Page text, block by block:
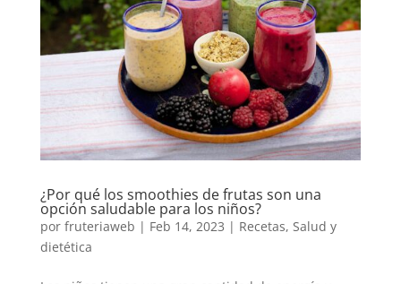
¿Por qué los smoothies de frutas son una
opción saludable para los niños?
por fruteriaweb | Feb 14, 2023 | Recetas, Salud y
dietética